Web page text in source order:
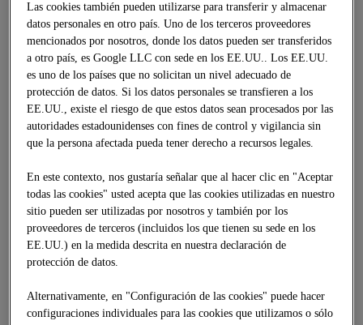
Las cookies también pueden utilizarse para transferir y almacenar
datos personales en otro país. Uno de los terceros proveedores
mencionados por nosotros, donde los datos pueden ser transferidos
a otro país, es Google LLC con sede en los EE.UU.. Los EE.UU.
es uno de los países que no solicitan un nivel adecuado de
protección de datos. Si los datos personales se transfieren a los
EE.UU., existe el riesgo de que estos datos sean procesados por las
autoridades estadounidenses con fines de control y vigilancia sin
que la persona afectada pueda tener derecho a recursos legales.
En este contexto, nos gustaría señalar que al hacer clic en "Aceptar
todas las cookies" usted acepta que las cookies utilizadas en nuestro
sitio pueden ser utilizadas por nosotros y también por los
proveedores de terceros (incluidos los que tienen su sede en los
EE.UU.) en la medida descrita en nuestra declaración de
protección de datos.
Alternativamente, en "Configuración de las cookies" puede hacer
configuraciones individuales para las cookies que utilizamos o sólo